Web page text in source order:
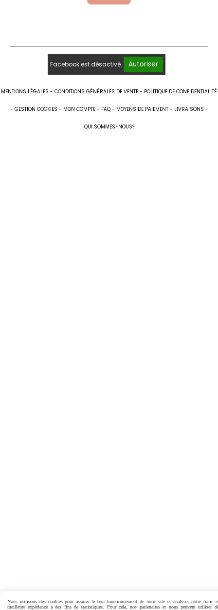
Facebook est désactivé. Autoriser
MENTIONS LÉGALES CONDITIONS GÉNÉRALES DE VENTE POLITIQUE DE CONFIDENTIALITÉ
GESTION COOKIES MON COMPTE FAQ MOYENS DE PAIEMENT LIVRAISONS
QUI SOMMES-NOUS?
Nous utilisons des cookies pour assurer le bon fonctionnement de notre site et analyser notre trafic
meilleure expérience à des fins de statistiques. Pour cela, nos partenaires et nous peuvent utiliser